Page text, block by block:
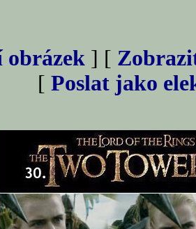
obrázek ] [
[ Poslat jako